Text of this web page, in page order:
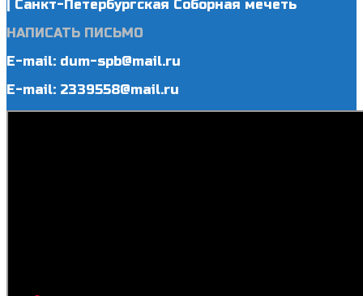
| Санкт-Петербургская Соборная мечеть
НАПИСАТЬ ПИСЬМО
E-mail: dum-spb@mail.ru
E-mail: 2339558@mail.ru